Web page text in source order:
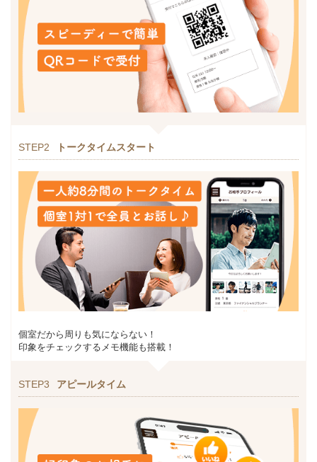
STEP2 トークタイムスタート
個室だから周りも気にならない！
印象をチェックするメモ機能も搭載！
STEP3 アピールタイム